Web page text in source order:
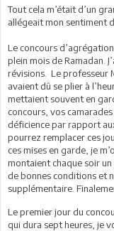
Tout cela m’était d’un
allégeait mon sentiment
Le concours
plein mois de Ramadan.
révisions. Le professeur
avaient dû se plier à
mettaient souvent en
concours, vos
déficience par rapport
pourrez remplacer ces
ces mises en garde, je
montaient chaque soir un
de bonnes conditions et
supplémentaire.
Le premier jour du
qui dura sept heures, je